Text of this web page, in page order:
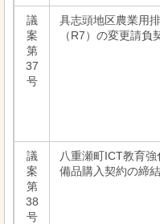
議
案
第
37
号
具志頭地区農業用
（R7）の変更請負
議
案
第
38
号
八重瀬町ICT教育
備品購入契約の締